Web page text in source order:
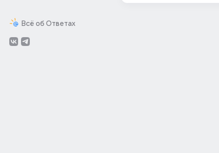
Всё об Ответах